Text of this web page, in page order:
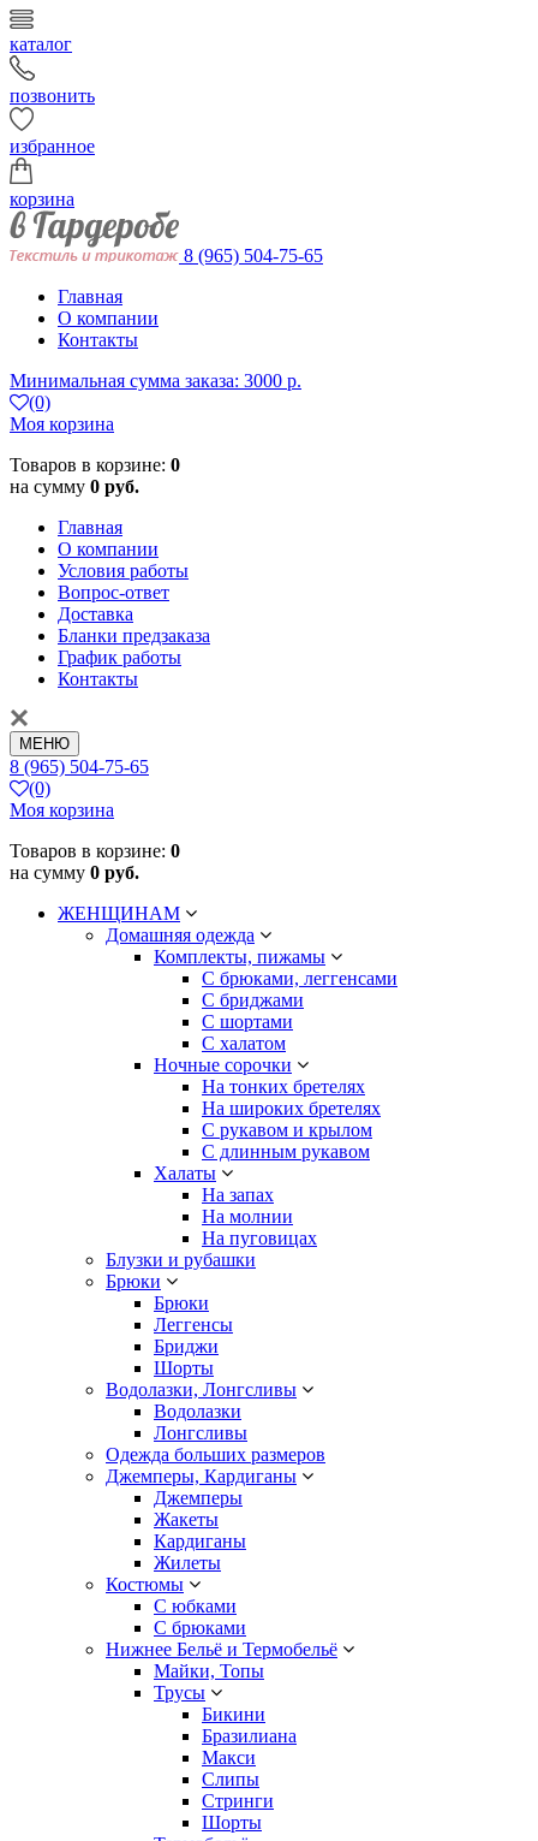
каталог
позвонить
избранное
корзина
8 (965) 504-75-65
Главная
О компании
Контакты
Минимальная сумма заказа: 3000 р.
(0)
Моя корзина
Товаров в корзине: 0
на сумму 0 руб.
Главная
О компании
Условия работы
Вопрос-ответ
Доставка
Бланки предзаказа
График работы
Контакты
МЕНЮ
8 (965) 504-75-65
(0)
Моя корзина
Товаров в корзине: 0
на сумму 0 руб.
ЖЕНЩИНАМ
Домашняя одежда
Комплекты, пижамы
С брюками, леггенсами
С бриджами
С шортами
С халатом
Ночные сорочки
На тонких бретелях
На широких бретелях
С рукавом и крылом
С длинным рукавом
Халаты
На запах
На молнии
На пуговицах
Блузки и рубашки
Брюки
Брюки
Леггенсы
Бриджи
Шорты
Водолазки, Лонгсливы
Водолазки
Лонгсливы
Одежда больших размеров
Джемперы, Кардиганы
Джемперы
Жакеты
Кардиганы
Жилеты
Костюмы
С юбками
С брюками
Нижнее Бельё и Термобельё
Майки, Топы
Трусы
Бикини
Бразилиана
Макси
Слипы
Стринги
Шорты